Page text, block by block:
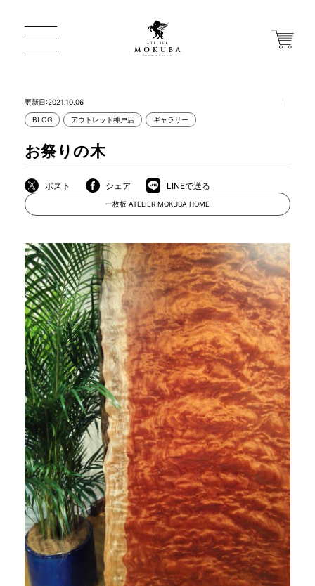
店舗から探す
MOKUBA について
商品情報
直営店
イベント
WEBカタログ
全商品一覧
新入荷情報
更新日:2021.10.06
BLOG アウトレット神戸店 ギャラリー
お祭りの木
ポスト シェア LINEで送る
一枚板 ATELIER MOKUBA HOME